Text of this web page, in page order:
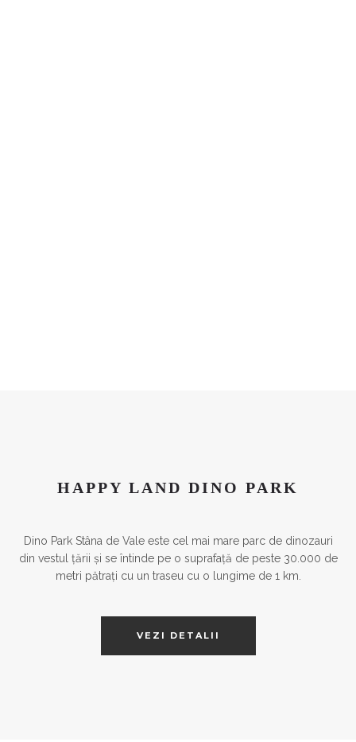
HAPPY LAND DINO PARK
Dino Park Stâna de Vale este cel mai mareparc de dinozauri
din vestul țării și se întindepe o suprafață de peste30.000 de
metri pătrați cu un traseu cu o lungime de 1 km.
VEZI DETALII